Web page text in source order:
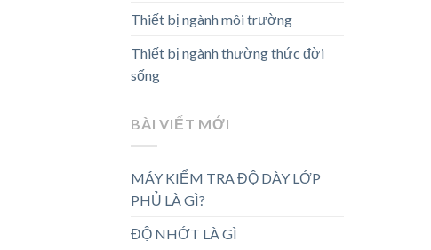
Thiết bị ngành môi trường
Thiết bị ngành thường thức đời
sống
BÀI VIẾT MỚI
MÁY KIỂM TRA ĐỘ DÀY LỚP
PHỦ LÀ GÌ?
ĐỘ NHỚT LÀ GÌ